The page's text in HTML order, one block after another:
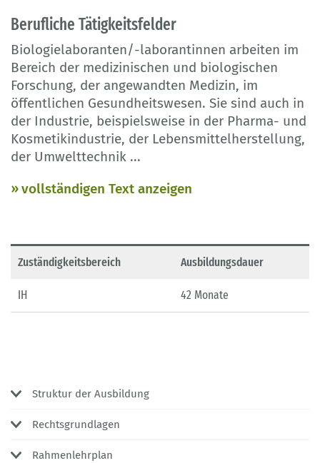
Berufliche Tätigkeitsfelder
Biologielaboranten/-laborantinnen arbeiten im
Bereich der medizinischen und biologischen
Forschung, der angewandten Medizin, im
öffentlichen Gesundheitswesen. Sie sind auch in
der Industrie, beispielsweise in der Pharma- und
Kosmetikindustrie, der Lebensmittelherstellung,
der Umwelttechnik ...
vollständigen Text anzeigen
Zuständigkeitsbereich Ausbildungsdauer
IH 42 Monate
Struktur der Ausbildung
Rechtsgrundlagen
Rahmenlehrplan